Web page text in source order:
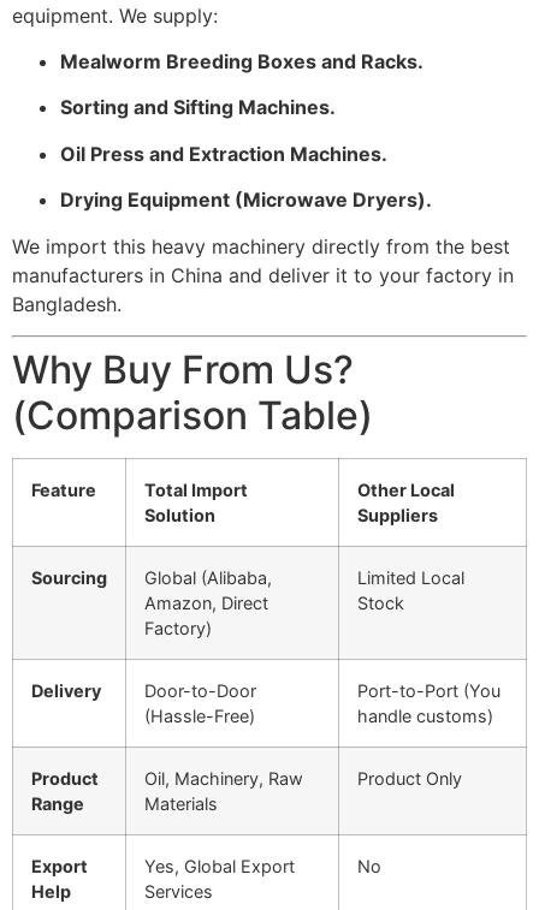
equipment. We supply:
Mealworm Breeding Boxes and Racks.
Sorting and Sifting Machines.
Oil Press and Extraction Machines.
Drying Equipment (Microwave Dryers).
We import this heavy machinery directly from the best
manufacturers in China and deliver it to your factory in
Bangladesh.
Why Buy From Us?
(Comparison Table)
Feature
Total Import
Solution
Other Local
Suppliers
Sourcing
Global (Alibaba,
Amazon, Direct
Factory)
Limited Local
Stock
Delivery
Door-to-Door
(Hassle-Free)
Port-to-Port (You
handle customs)
Product
Range
Oil, Machinery, Raw
Materials
Product Only
Export
Help
Yes, Global Export
Services
No